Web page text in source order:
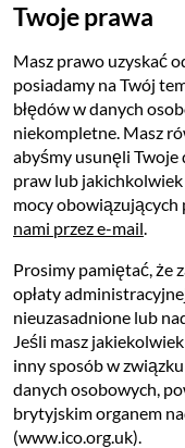
Twoje prawa
Masz prawo uzyskać
posiadamy na Twój
błędów w danych
niekompletne. Masz
abyśmy usunęli Twoje
praw lub
mocy obowiązujących
nami przez e-mail.
Prosimy pamiętać, że
opłaty
nieuzasadnione lub
Jeśli masz
inny sposób w
danych osobowych,
brytyjskim organem
(www.ico.org.uk).